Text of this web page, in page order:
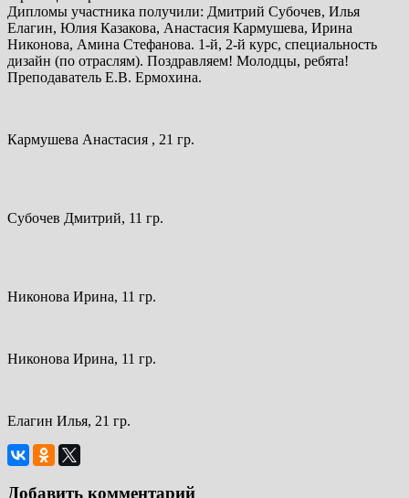
Дипломы участника получили: Дмитрий Субочев, Илья
Елагин, Юлия Казакова, Анастасия Кармушева, Ирина
Никонова, Амина Стефанова. 1-й, 2-й курс, специальность
дизайн (по отраслям). Поздравляем! Молодцы, ребята!
Преподаватель Е.В. Ермохина.
Кармушева Анастасия , 21 гр.
Субочев Дмитрий, 11 гр.
Никонова Ирина, 11 гр.
Никонова Ирина, 11 гр.
Елагин Илья, 21 гр.
Добавить комментарий